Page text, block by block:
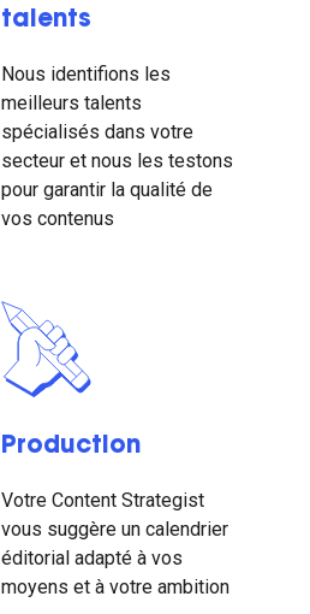
talents
Nous identifions les
meilleurs talents
spécialisés dans votre
secteur et nous les testons
pour garantir la qualité de
vos contenus
Production
Votre Content Strategist
vous suggère un calendrier
éditorial adapté à vos
moyens et à votre ambition